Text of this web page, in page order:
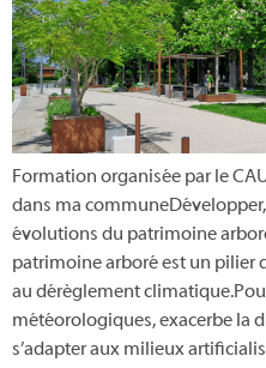
Formation organisée par le
dans ma
évolutions du patrimoine
patrimoine arboré est un pilier
au dérèglement
météorologiques, exacerbe la
s’adapter aux milieux